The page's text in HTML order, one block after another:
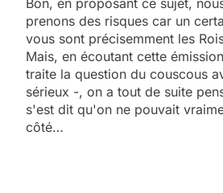
prenons des risques car un
vous sont précisemment les
Mais, en écoutant cette
traite la question du couscous
sérieux -, on a tout de suite
s'est dit qu'on ne pouvait
côté…